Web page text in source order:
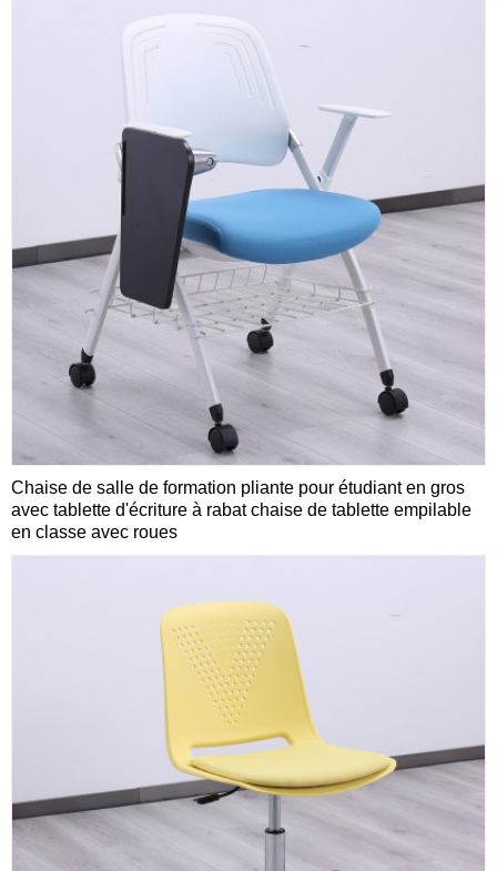
Chaise de salle de formation pliante pour étudiant en gros
avec tablette d'écriture à rabat chaise de tablette empilable
en classe avec roues